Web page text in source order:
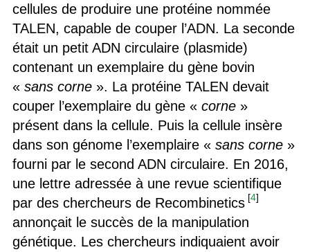
cellules de produire une protéine nommée
TALEN, capable de couper l’ADN. La seconde
était un petit ADN circulaire (plasmide)
contenant un exemplaire du gène bovin
« sans corne». La protéine TALEN devait
couper l’exemplaire du gène « corne»
présent dans la cellule. Puis la cellule insère
dans son génome l’exemplaire « sans corne»
fourni par le second ADN circulaire. En 2016,
une lettre adressée à une revue scientifique
par des chercheurs de Recombinetics [4]
annonçait le succès de la manipulation
génétique. Les chercheurs indiquaient avoir